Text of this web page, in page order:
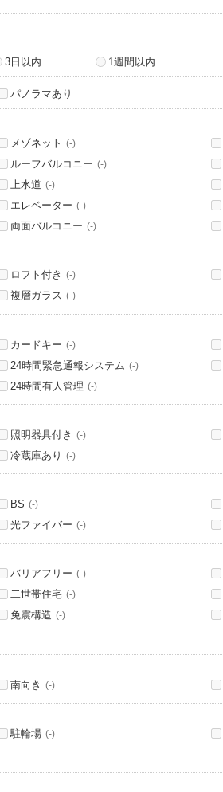
3日以内 1週間以内
パノラマあり
メゾネット (-)
ルーフバルコニー (-)
上水道 (-)
エレベーター (-)
両面バルコニー (-)
ロフト付き (-)
複層ガラス (-)
カードキー (-)
24時間緊急通報システム (-)
24時間有人管理 (-)
照明器具付き (-)
冷蔵庫あり (-)
BS (-)
光ファイバー (-)
バリアフリー (-)
二世帯住宅 (-)
免震構造 (-)
南向き (-)
駐輪場 (-)